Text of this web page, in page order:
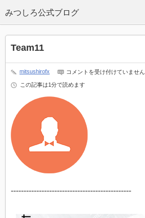
Team11
mitsushirofx
Team11
コメントを受け付けていません
この記事は1分で読めます
-----------------------------------------------